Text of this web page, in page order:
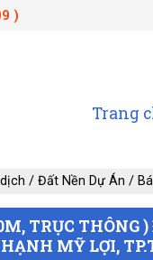
)
Trang
/ Đất Nền Dự Án /
TRỤC THÔNG
MỸ LỢI,